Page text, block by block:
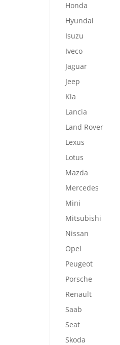
Honda
Hyundai
Isuzu
Iveco
Jaguar
Jeep
Kia
Lancia
Land Rover
Lexus
Lotus
Mazda
Mercedes
Mini
Mitsubishi
Nissan
Opel
Peugeot
Porsche
Renault
Saab
Seat
Skoda